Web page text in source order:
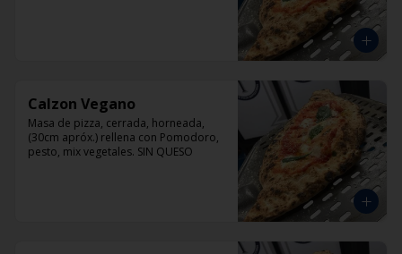
Calzon Vegano
Masa de pizza, cerrada, horneada,
(30cm apróx.) rellena con Pomodoro,
pesto, mix vegetales. SIN QUESO